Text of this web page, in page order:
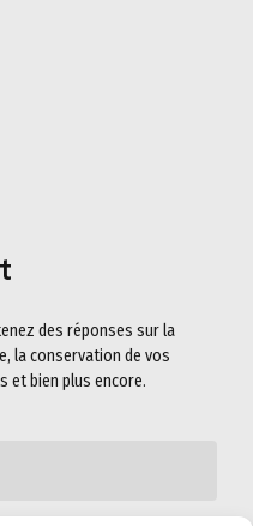
des réponses sur la
la conservation de vos
et bien plus encore.